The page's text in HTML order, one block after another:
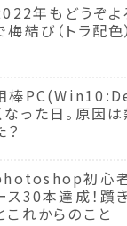
年もどうぞよ
梅結び（トラ配色）
棒
なった日。原因
？
初心者
ス30本達成！躓
これからのこと